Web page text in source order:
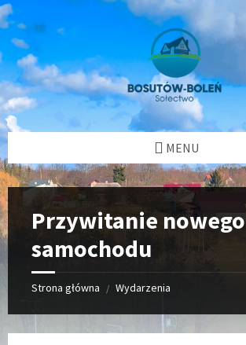
Przejdź
do
treści
Przejdź
do
lewego
paska
bocznego
Przejdź
do
prawego
paska
bocznego
Przejdź
do
stopki
MENU
Przywitanie nowego
samochodu
Strona główna / Wydarzenia